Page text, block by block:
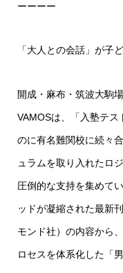
ーーーー
「大人との会話」が子
開成・麻布・筑波大駒
VAMOSは、「入塾テ
のに有名難関校に続々
ュラムを取り入れたロ
圧倒的な支持を集めて
ッドが凝縮された最新
モンド社）の内容から
ロセスを体系化した「